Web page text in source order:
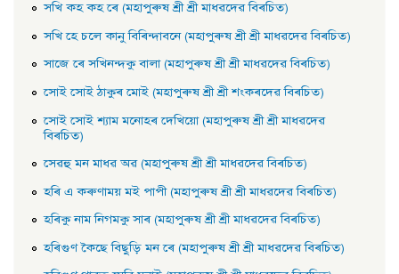
সখি কহ কহ ৰে (মহাপুৰুষ শ্ৰী শ্ৰী মাধৱদেৱ বিৰচিত)
সখি হে চলে কানু বিৰিন্দাবনে (মহাপুৰুষ শ্ৰী শ্ৰী মাধৱদেৱ বিৰচিত)
সাজে ৰে সখিনন্দকু বালা (মহাপুৰুষ শ্ৰী শ্ৰী মাধৱদেৱ বিৰচিত)
সােই সােই ঠাকুৰ মােই (মহাপুৰুষ শ্ৰী শ্ৰী শংকৰদেৱ বিৰচিত)
সােই সােই শ্যাম মনােহৰ দেখিয়াে (মহাপুৰুষ শ্ৰী শ্ৰী মাধৱদেৱ
বিৰচিত)
সেৱহু মন মাধৱ অৱ (মহাপুৰুষ শ্ৰী শ্ৰী মাধৱদেৱ বিৰচিত)
হৰি এ কৰুণাময় মই পাপী (মহাপুৰুষ শ্ৰী শ্ৰী মাধৱদেৱ বিৰচিত)
হৰিকু নাম নিগমকু সাৰ (মহাপুৰুষ শ্ৰী শ্ৰী মাধৱদেৱ বিৰচিত)
হৰিগুণ কৈছে বিছুড়ি মন ৰে (মহাপুৰুষ শ্ৰী শ্ৰী মাধৱদেৱ বিৰচিত)